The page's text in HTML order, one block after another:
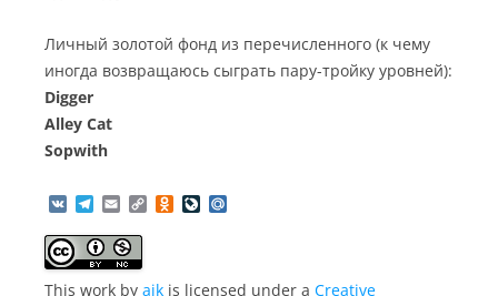
Личный золотой фонд из перечисленного (к чему
иногда возвращаюсь сыграть пару-тройку уровней):
Digger
Alley Cat
Sopwith
V T
l
e
g
E
a
i
l
C O
This work by aik is licensed under a Creative